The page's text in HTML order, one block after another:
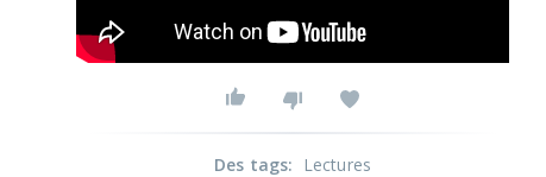
Des tags: Lectures